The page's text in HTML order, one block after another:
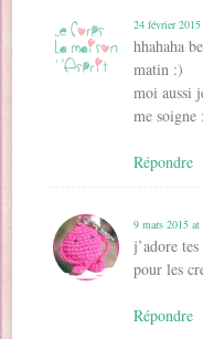
24 février
hhahaha
matin :)
moi aussi
me soigne
Répondre
9 mars 2015
j’adore
pour les
Répondre